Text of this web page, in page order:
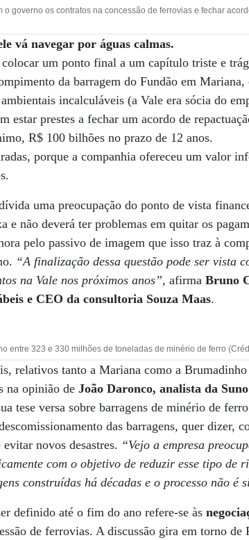
o governo os contratos na concessão de ferrovias e fechar
vá navegar por águas calmas.
um ponto final a um capítulo triste e
da barragem do Fundão em
incalculáveis (a Vale era sócia do
estar prestes a fechar um acordo de
R$ 100 bilhões no prazo de 12 anos.
porque a companhia ofereceu um valor
uma preocupação do ponto de vista
e não deverá ter problemas em quitar os
pelo passivo de imagem que isso traz à
“A finalização dessa questão pode ser vista
na Vale nos próximos anos”, afirmaBruno
e CEO da consultoria Souza Maas.
entre 323 e 330 milhões de toneladas de minério de ferro
relativos tanto a Mariana como a
na opinião deJoão Daronco, analista da Suno
tese versa sobre barragens de minério de
das barragens, quer dizer,
novos desastres. “Vejo a empresa
com o objetivo de reduzir esse tipo de
construídas há décadas e o processo não é
definido até o fim do ano refere-se às
de ferrovias. A discussão gira em torno de